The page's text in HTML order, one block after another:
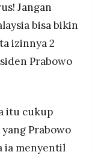
Jangan
bisa bikin
izinnya 2
Prabowo
itu cukup
Prabowo
ia menyentil